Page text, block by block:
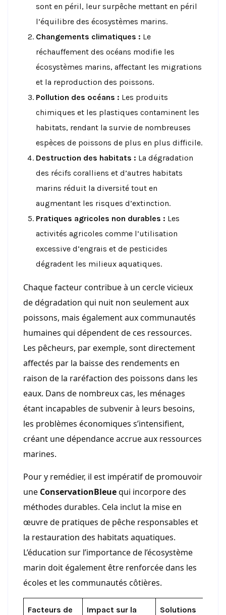
sont en péril, leur surpêche mettant en péril
l’équilibre des écosystèmes marins.
Changements climatiques : Le
réchauffement des océans modifie les
écosystèmes marins, affectant les migrations
et la reproduction des poissons.
Pollution des océans : Les produits
chimiques et les plastiques contaminent les
habitats, rendant la survie de nombreuses
espèces de poissons de plus en plus difficile.
Destruction des habitats : La dégradation
des récifs coralliens et d’autres habitats
marins réduit la diversité tout en
augmentant les risques d’extinction.
Pratiques agricoles non durables : Les
activités agricoles comme l’utilisation
excessive d’engrais et de pesticides
dégradent les milieux aquatiques.
Chaque facteur contribue à un cercle vicieux
de dégradation qui nuit non seulement aux
poissons, mais également aux communautés
humaines qui dépendent de ces ressources.
Les pêcheurs, par exemple, sont directement
affectés par la baisse des rendements en
raison de la raréfaction des poissons dans les
eaux. Dans de nombreux cas, les ménages
étant incapables de subvenir à leurs besoins,
les problèmes économiques s’intensifient,
créant une dépendance accrue aux ressources
marines.
Pour y remédier, il est impératif de promouvoir
une ConservationBleuequi incorpore des
méthodes durables. Cela inclut la mise en
œuvre de pratiques de pêche responsables et
la restauration des habitats aquatiques.
L’éducation sur l’importance de l’écosystème
marin doit également être renforcée dans les
écoles et les communautés côtières.
Facteurs de
Impact sur la
Solutions